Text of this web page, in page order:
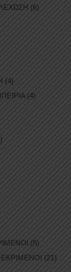
(6)
(4)
(4)
(5)
(21)